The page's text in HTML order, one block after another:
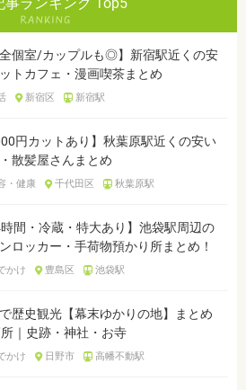
全個室/カップルも◎】新宿駅近くの安
トカフェ・漫画喫茶まとめ
新宿区 新宿駅
円カットあり】秋葉原駅近くの安い
散髪屋さんまとめ
・健康 千代田区 秋葉原駅
時間・冷蔵・特大あり】池袋駅周辺の
ロッカー・手荷物預かり所まとめ！
かけ 豊島区 池袋駅
歴史観光【幕末ゆかりの地】まとめ
｜史跡・神社・お寺
かけ 日野市 高幡不動駅